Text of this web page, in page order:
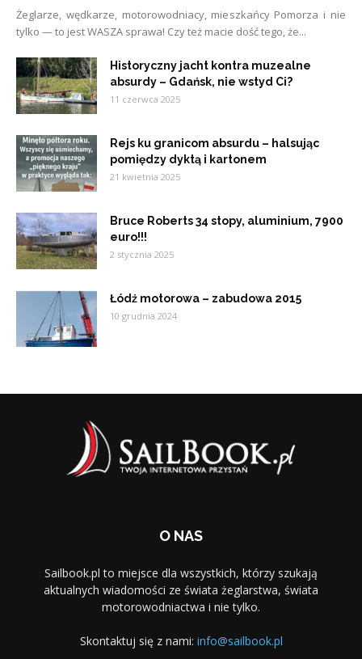
Żeglarze, wędkarze, motorowodniacy, mieszkańcy Pomorza i nie
tylko — to jest WASZA sprawa! Czy też macie dość tego, że...
Historyczny jacht kontra muzealne
absurdy – Gdańsk, nie wstyd Ci?
11 czerwca 2025
Rejs ku granicom absurdu – halsując
pomiędzy dyktą i kartonem
21 kwietnia 2025
Bruce Roberts 34 stopy, aluminium, 7900
euro!!!
2 stycznia 2025
Łódź motorowa – zabudowa 2015
10 grudnia 2024
O NAS
Sailbook.pl to miejsce dla wszystkich, którzy szukają
aktualnych wiadomości ze świata żeglarstwa, świata
motorowodniactwa i nie tylko.
Skontaktuj się z nami: info@sailbook.pl